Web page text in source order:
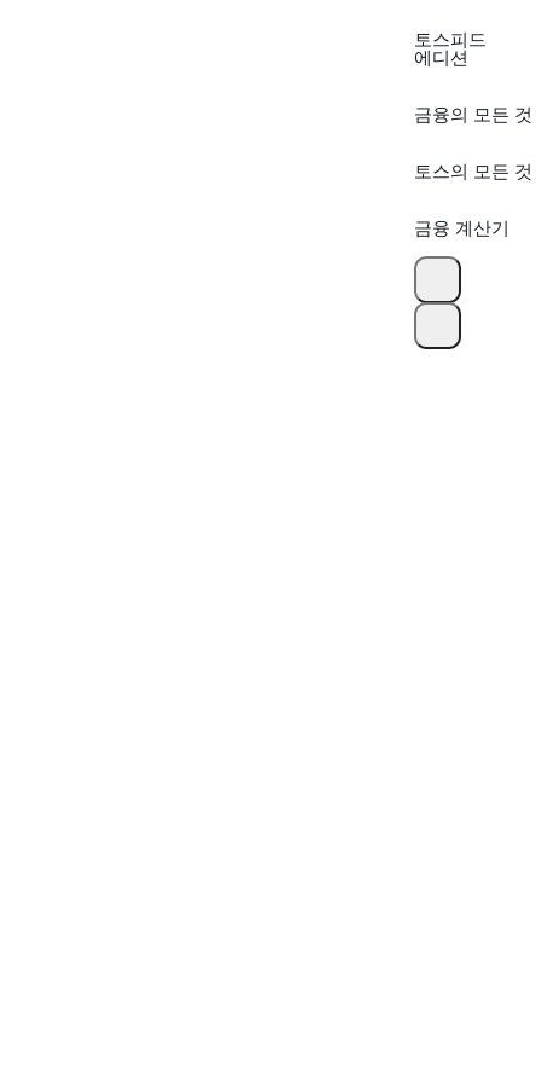
토스피드
에디션
금융의 모든 것
토스의 모든 것
금융 계산기